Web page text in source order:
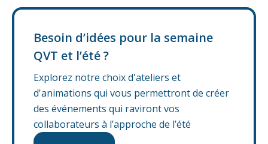
Besoin d’idées pour la semaine
QVT et l’été ?
Explorez notre choix d'ateliers et
d'animations qui vous permettront de créer
des événements qui raviront vos
collaborateurs à l’approche de l’été